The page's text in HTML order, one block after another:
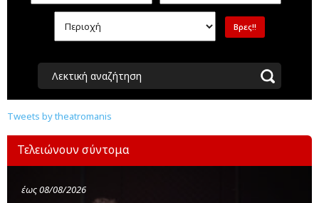
Λεκτική αναζήτηση
Tweets by theatromanis
Τελειώνουν σύντομα
έως 08/08/2026